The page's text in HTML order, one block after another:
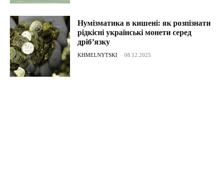
Нумізматика в кишені: як розпізнати
рідкісні українські монети серед
дріб’язку
KHMELNYTSKI - 08.12.2025